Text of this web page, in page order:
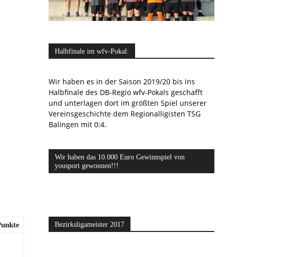
Halbfinale im wfv-Pokal:
Wir haben es in der Saison 2019/20 bis ins
Halbfinale des DB-Regio wfv-Pokals geschafft
und unterlagen dort im größten Spiel unserer
Vereinsgeschichte dem Regionalligisten TSG
Balingen mit 0:4.
Wir haben das 10.000 Euro Gewinnspiel von
yousport gewonnen!!!
Bezirksligameister 2017